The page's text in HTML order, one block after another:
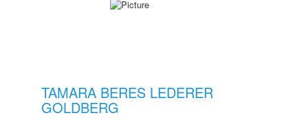
TAMARA BERES LEDERER
GOLDBERG